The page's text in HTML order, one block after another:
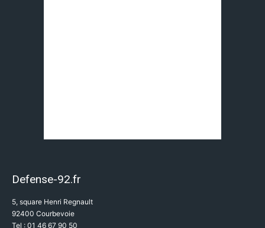
Defense-92.fr
5, square Henri Regnault
92400 Courbevoie
Tel : 01 46 67 90 50